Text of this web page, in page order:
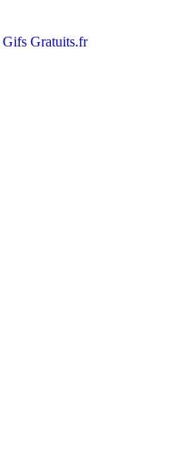
Gifs Gratuits.fr